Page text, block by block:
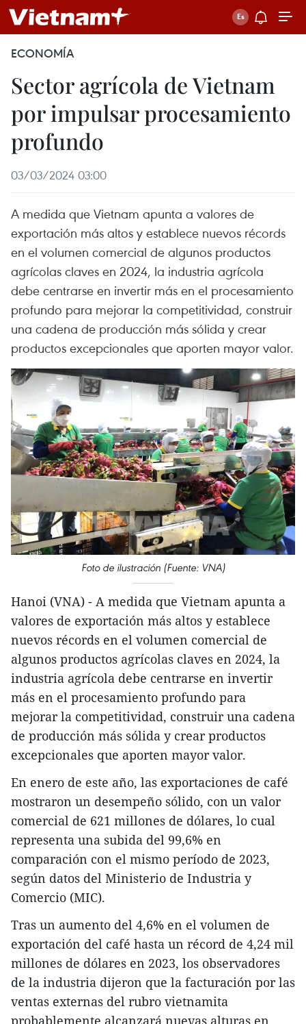
ECONOMÍA
Sector agrícola de Vietnam
por impulsar procesamiento
profundo
03/03/2024 03:00
A medida que Vietnam apunta a valores de
exportación más altos y establece nuevos récords
en el volumen comercial de algunos productos
agrícolas claves en 2024, la industria agrícola
debe centrarse en invertir más en el procesamiento
profundo para mejorar la competitividad, construir
una cadena de producción más sólida y crear
productos excepcionales que aporten mayor valor.
Foto de ilustración (Fuente: VNA)
Hanoi (VNA) - A medida que Vietnam apunta a
valores de exportación más altos y establece
nuevos récords en el volumen comercial de
algunos productos agrícolas claves en 2024, la
industria agrícola debe centrarse en invertir
más en el procesamiento profundo para
mejorar la competitividad, construir una cadena
de producción más sólida y crear productos
excepcionales que aporten mayor valor.
En enero de este año, las exportaciones de café
mostraron un desempeño sólido, con un valor
comercial de 621 millones de dólares, lo cual
representa una subida del 99,6% en
comparación con el mismo período de 2023,
según datos del Ministerio de Industria y
Comercio (MIC).
Tras un aumento del 4,6% en el volumen de
exportación del café hasta un récord de 4,24 mil
millones de dólares en 2023, los observadores
de la industria dijeron que la facturación por las
ventas externas del rubro vietnamita
probablemente alcanzará nuevas alturas en